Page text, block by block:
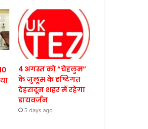
4 अगस्त को “चेहलुम”
के जुलूस के दृष्टिगत
देहरादून शहर में रहेगा
डायवर्जन
5 days ago